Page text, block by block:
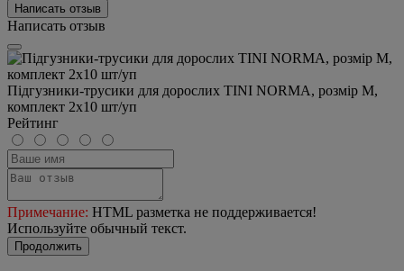
Написать отзыв
Написать отзыв
Підгузники-трусики для дорослих TINI NORMA, розмір М,
комплект 2х10 шт/уп
Рейтинг
Примечание: HTML разметка не поддерживается!
Используйте обычный текст.
Продолжить